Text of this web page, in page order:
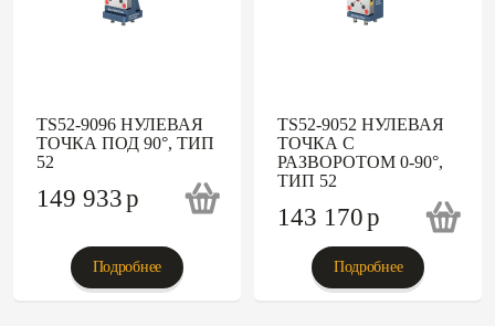
TS52-9096 НУЛЕВАЯ
ТОЧКА ПОД 90°, ТИП
52
149 933p
Подробнее
TS52-9052 НУЛЕВАЯ
ТОЧКА С
РАЗВОРОТОМ 0-90°,
ТИП 52
143 170p
Подробнее